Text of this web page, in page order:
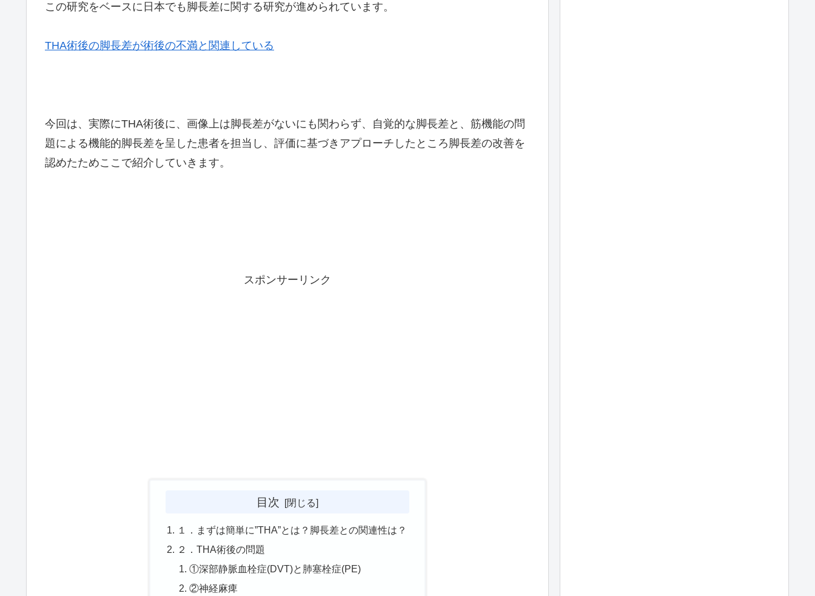
この研究をベースに日本でも脚長差に関する研究が進められています。
THA術後の脚長差が術後の不満と関連している
今回は、実際にTHA術後に、画像上は脚長差がないにも関わらず、自覚的な脚長差と、筋機能の問
題による機能的脚長差を呈した患者を担当し、評価に基づきアプローチしたところ脚長差の改善を
認めたためここで紹介していきます。
スポンサーリンク
目次
１．まずは簡単に”THA”とは？脚長差との関連性は？
２．THA術後の問題
①深部静脈血栓症(DVT)と肺塞栓症(PE)
②神経麻痺